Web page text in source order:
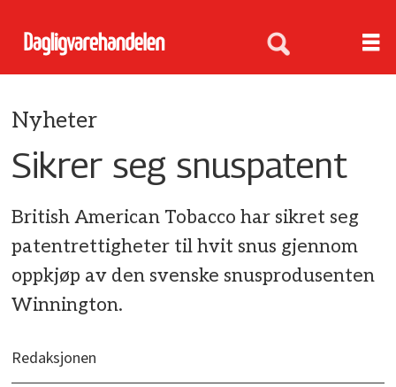
Nyheter
Sikrer seg snuspatent
British American Tobacco har sikret seg
patentrettigheter til hvit snus gjennom
oppkjøp av den svenske snusprodusenten
Winnington.
Redaksjonen